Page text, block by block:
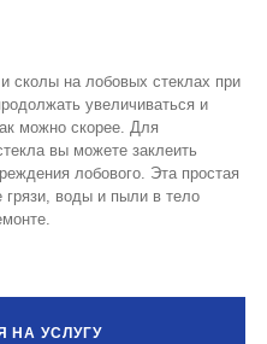
сколы на лобовых стеклах при
увеличиваться и
можно скорее. Для
вы можете заклеить
лобового. Эта простая
грязи, воды и пыли в тело
НА УСЛУГУ